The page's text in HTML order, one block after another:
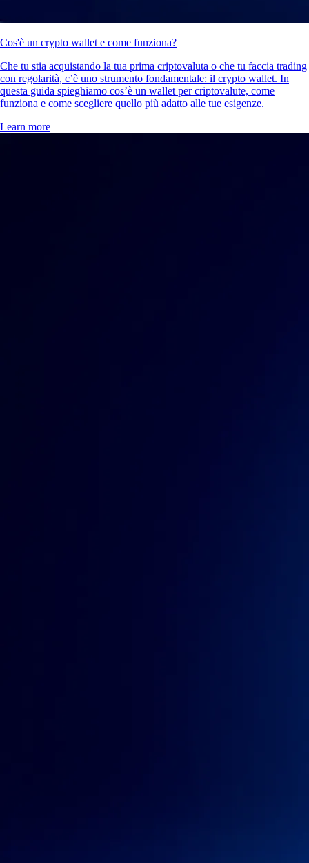
Cos'è un crypto wallet e come funziona?
Che tu stia acquistando la tua prima criptovaluta o che tu faccia trading
con regolarità, c’è uno strumento fondamentale: il crypto wallet. In
questa guida spieghiamo cos’è un wallet per criptovalute, come
funziona e come scegliere quello più adatto alle tue esigenze.
Learn more